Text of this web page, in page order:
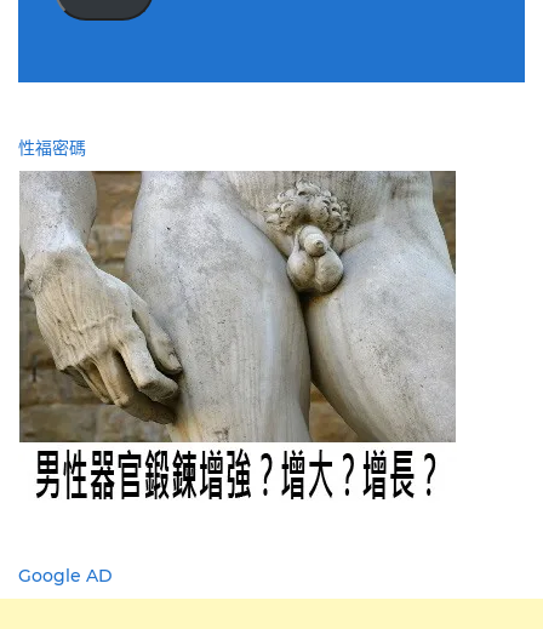
性福密碼
Google AD